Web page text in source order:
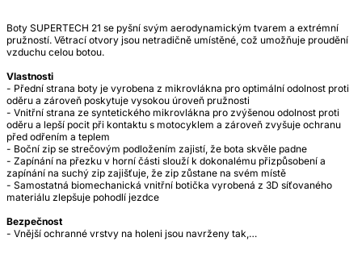
Boty SUPERTECH 21 se pyšní svým aerodynamickým tvarem a extrémní
pružností. Větrací otvory jsou netradičně umístěné, což umožňuje proudění
vzduchu celou botou.
Vlastnosti
- Přední strana boty je vyrobena z mikrovlákna pro optimální odolnost proti
oděru a zároveň poskytuje vysokou úroveň pružnosti
- Vnitřní strana ze syntetického mikrovlákna pro zvýšenou odolnost proti
oděru a lepší pocit při kontaktu s motocyklem a zároveň zvyšuje ochranu
před odřením a teplem
- Boční zip se strečovým podložením zajistí, že bota skvěle padne
- Zapínání na přezku v horní části slouží k dokonalému přizpůsobení a
zapínání na suchý zip zajišťuje, že zip zůstane na svém místě
- Samostatná biomechanická vnitřní botička vyrobená z 3D síťovaného
materiálu zlepšuje pohodlí jezdce
Bezpečnost
- Vnější ochranné vrstvy na holeni jsou navrženy tak,…